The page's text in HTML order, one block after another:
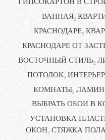
ВАННАЯ2
КРАСНОДАРЕ2
КРАСНОДАРЕ ОТ
ВОСТОЧНЫЙ СТИЛЬ2
ПОТОЛОК2
КОМНАТЫ2
ВЫБРАТЬ ОБОИ В
УСТАНОВКА
ОКОН2 СТЯЖКА